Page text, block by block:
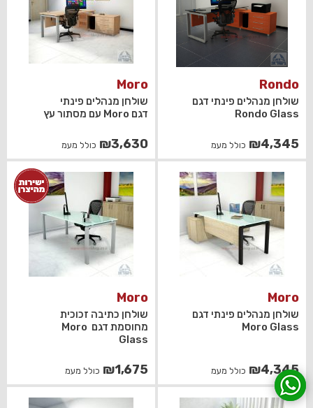
Rondo
שולחן מנהלים פינתי דגם
Rondo Glass
₪4,345 כולל מעמ
Moro
שולחן מנהלים פינתי
דגם Moro עם מסתור עץ
₪3,630 כולל מעמ
Moro
שולחן מנהלים פינתי דגם
Moro Glass
₪4,345 כולל מעמ
Moro
שולחן כתיבה זכוכית
מחוסמת דגם Moro
Glass
₪1,675 כולל מעמ